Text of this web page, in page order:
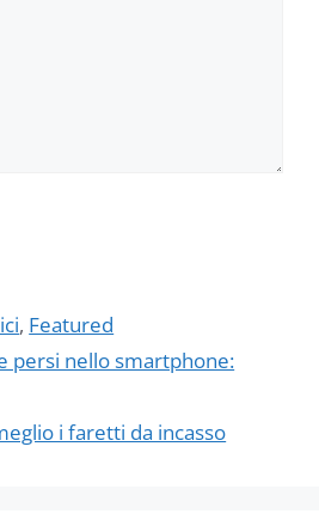
, Featured
persi nello smartphone:
i faretti da incasso